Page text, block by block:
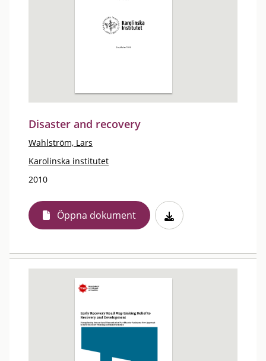
Disaster and recovery
Wahlström, Lars
Karolinska institutet
2010
Öppna dokument